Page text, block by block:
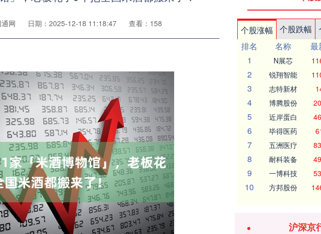
网 日期：2025-12-18 11:18:47 查看：158
个股涨幅 个股跌幅
排名
名称 最
1
N展芯
2 锐翔智能
3 志特新材
4 博腾股份
5 近岸蛋白
6 毕得医药
7 五洲医疗
8 耐科装备
9 一博科技
10 方邦股份
沪深京